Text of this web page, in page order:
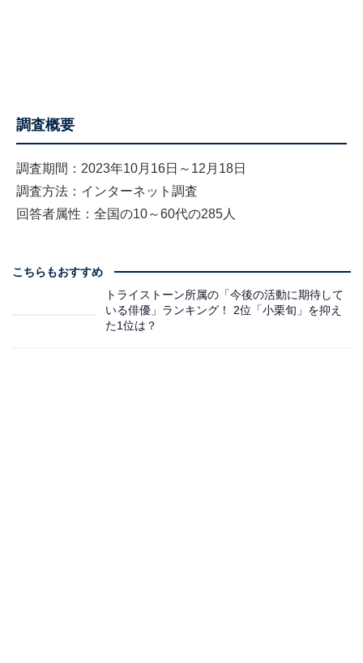
調査概要
調査期間：2023年10月16日～12月18日
調査方法：インターネット調査
回答者属性：全国の10～60代の285人
こちらもおすすめ
トライストーン所属の「今後の活動に期待して
いる俳優」ランキング！ 2位「小栗旬」を抑え
た1位は？